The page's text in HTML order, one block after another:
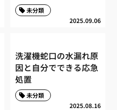
2025.09.06
未分類
洗濯機蛇口の水漏れ原
因と自分でできる応急
処置
2025.08.16
未分類